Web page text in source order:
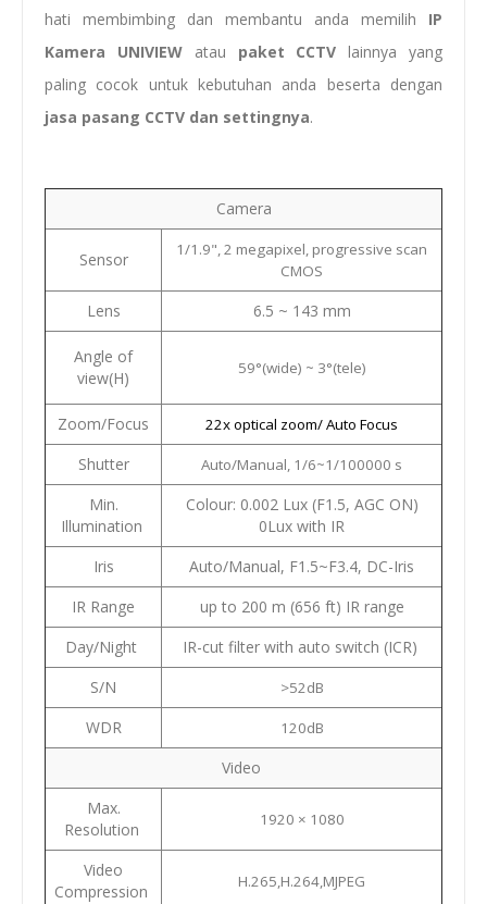
hati membimbing dan membantu anda memilih IP
Kamera UNIVIEWatau paket CCTV lainnya yang
paling cocok untuk kebutuhan anda beserta dengan
jasa pasang CCTV dan settingnya.
Camera
Sensor
1/1.9", 2 megapixel, progressive scan
CMOS
Lens 6.5 ~ 143 mm
Angle of
view(H)
59°(wide) ~ 3°(tele)
Zoom/Focus 22x optical zoom/ Auto Focus
Shutter Auto/Manual, 1/6~1/100000 s
Min.
Illumination
Colour: 0.002 Lux (F1.5, AGC ON)
0Lux with IR
Iris
Auto/Manual, F1.5~F3.4, DC-Iris
IR Range
up to 200 m (656 ft) IR range
Day/Night
IR-cut filter with auto switch (ICR)
S/N
>52dB
WDR 120dB
Video
Max.
Resolution
1920 × 1080
Video
Compression
H.265,H.264,MJPEG